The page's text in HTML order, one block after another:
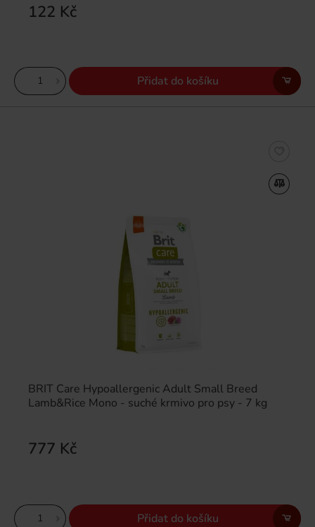
122 Kč
Přidat do košíku
BRIT Care Hypoallergenic Adult Small Breed
Lamb&Rice Mono - suché krmivo pro psy - 7 kg
777 Kč
Přidat do košíku